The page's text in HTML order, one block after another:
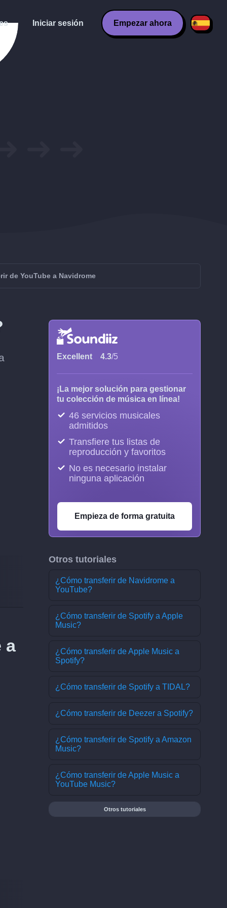
Iniciar sesión Empezar ahora
de YouTube a Navidrome
a
Excellent 4.3/5
¡La mejor solución para gestionar
tu colección de música en línea!
46 servicios musicales
admitidos
Transfiere tus listas de
reproducción y favoritos
No es necesario instalar
ninguna aplicación
Empieza de forma gratuita
Otros tutoriales
¿Cómo transferir de Navidrome a
YouTube?
¿Cómo transferir de Spotify a Apple
Music?
¿Cómo transferir de Apple Music a
Spotify?
¿Cómo transferir de Spotify a TIDAL?
¿Cómo transferir de Deezer a Spotify?
¿Cómo transferir de Spotify a Amazon
Music?
¿Cómo transferir de Apple Music a
YouTube Music?
Otros tutoriales